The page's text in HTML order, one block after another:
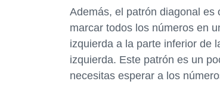
Además, el patrón diagonal
marcar todos los números en
izquierda a la parte inferior de
izquierda. Este patrón es un
necesitas esperar a los